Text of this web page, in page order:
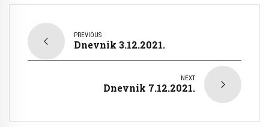
PREVIOUS
Dnevnik 3.12.2021.
NEXT
Dnevnik 7.12.2021.